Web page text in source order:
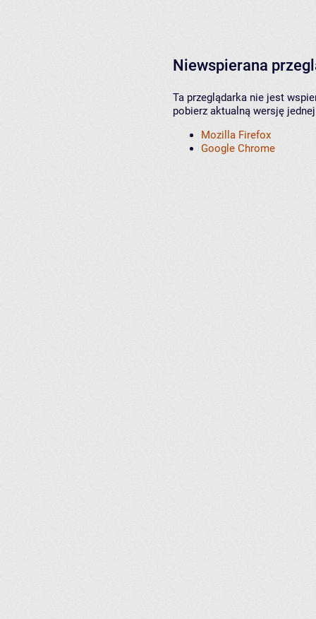
Niewspierana
Ta przeglądarka nie jest
pobierz aktualną wersję
Mozilla Firefox
Google Chrome